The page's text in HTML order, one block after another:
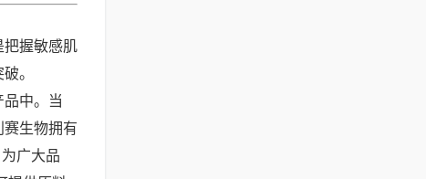
把握敏感肌
。
中。当
生物拥有
广大品